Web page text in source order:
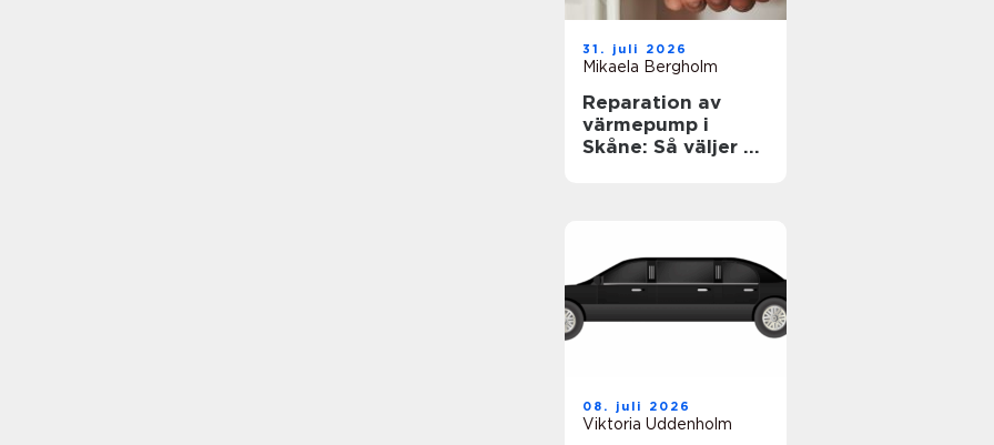
31. juli 2026
Mikaela Bergholm
Reparation av
värmepump i
Skåne: Så väljer du
08. juli 2026
Viktoria Uddenholm